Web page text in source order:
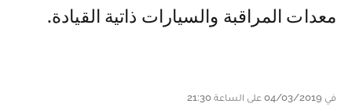
معدات المراقبة والسيارات ذاتية القيادة.
في 04/03/2019 على الساعة 21:30